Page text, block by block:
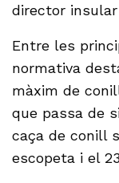
director insular
Entre les
normativa
màxim de
que passa de
caça de conill
escopeta i el